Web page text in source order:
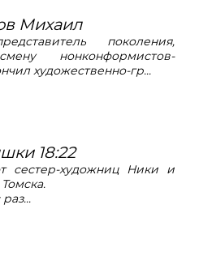
Михаил
поколения,
нонконформистов-
художественно-гр...
18:22
сестер-художниц Ники и